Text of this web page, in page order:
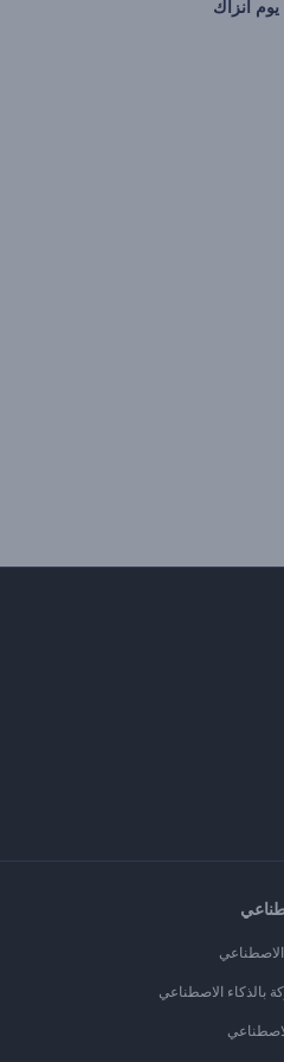
أنزاك
الاصطناعي
بالذكاء الاصطناعي